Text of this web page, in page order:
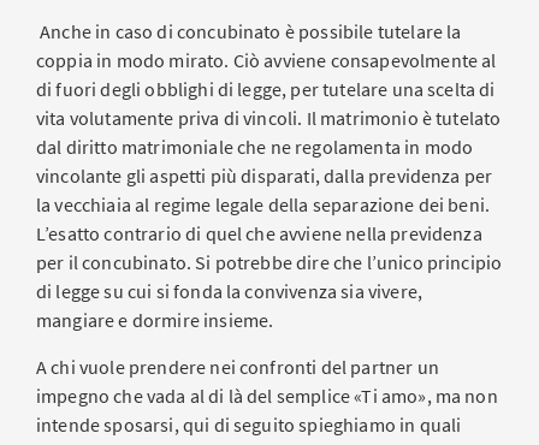
Anche in caso di concubinato è possibile tutelare la
coppia in modo mirato. Ciò avviene consapevolmente al
di fuori degli obblighi di legge, per tutelare una scelta di
vita volutamente priva di vincoli. Il matrimonio è tutelato
dal diritto matrimoniale che ne regolamenta in modo
vincolante gli aspetti più disparati, dalla previdenza per
la vecchiaia al regime legale della separazione dei beni.
L’esatto contrario di quel che avviene nella previdenza
per il concubinato. Si potrebbe dire che l’unico principio
di legge su cui si fonda la convivenza sia vivere,
mangiare e dormire insieme.
A chi vuole prendere nei confronti del partner un
impegno che vada al di là del semplice «Ti amo», ma non
intende sposarsi, qui di seguito spieghiamo in quali